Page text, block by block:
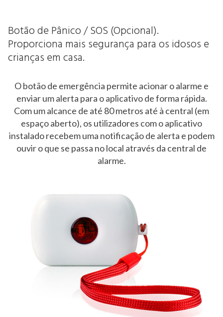
Botão de Pânico / SOS (Opcional).
Proporciona mais segurança para os idosos e
crianças em casa.
O botão de emergência permite acionar o alarme e
enviar um alerta para o aplicativo de forma rápida.
Com um alcance de até 80 metros até à central (em
espaço aberto), os utilizadores com o aplicativo
instalado recebem uma notificação de alerta e podem
ouvir o que se passa no local através da central de
alarme.